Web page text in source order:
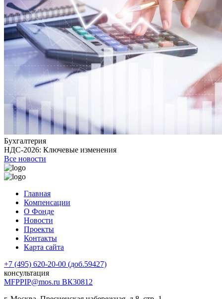
Бухгалтерия
НДС-2026: Ключевые изменения
Все новости
Главная
Компенсации
О Фонде
Новости
Проекты
Контакты
Карта сайта
+7 (495) 620-20-00 (доб.59427)
консультация
MFPPIP@mos.ru ВК30812